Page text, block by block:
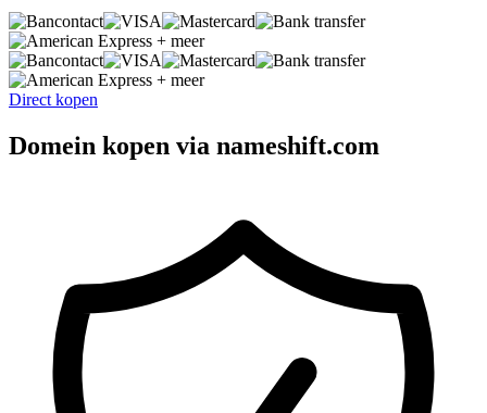
+ meer
+ meer
Direct kopen
Domein kopen via nameshift.com